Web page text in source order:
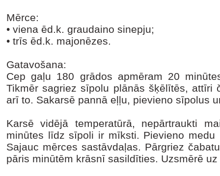
Mērce:
• viena ēd.k. graudaino sinepju;
• trīs ēd.k. majonēzes.
Gatavošana:
Cep gaļu 180 grādos apmēram 20
Tikmēr sagriez sīpolu plānās šķēlītēs, attīri
arī to. Sakarsē pannā eļļu, pievieno sīpolus
Karsē vidējā temperatūrā, nepārtraukti
minūtes līdz sīpoli ir mīksti. Pievieno
Sajauc mērces sastāvdaļas. Pārgriez
pāris minūtēm krāsnī sasildīties. Uzsmērē